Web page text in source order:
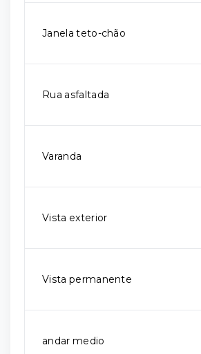
Janela teto-chão
Rua asfaltada
Varanda
Vista exterior
Vista permanente
andar medio